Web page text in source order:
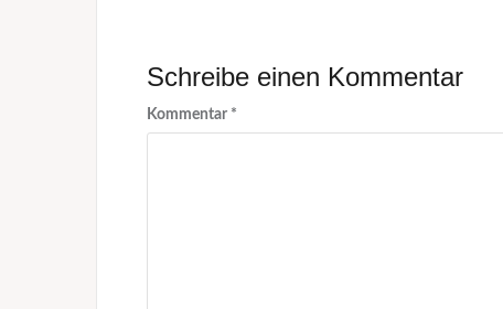
Schreibe einen Kommentar
Kommentar *